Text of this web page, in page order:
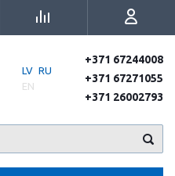
LV RU
EN
+371 67244008
+371 67271055
+371 26002793